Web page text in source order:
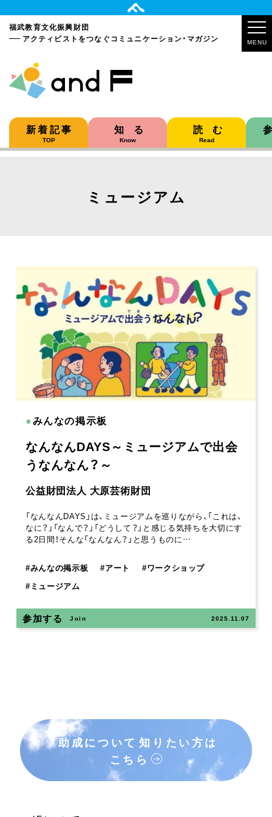
福武教育文化振興財団
アクティビストをつなぐコミュニケーション・マガジン MENU
新着記事
TOP
知る
Know
読む
Read
ミュージアム
●みんなの掲示板
なんなんDAYS～ミュージアムで出会
うなんなん？～
公益財団法人 大原芸術財団
「なんなんDAYS」は、ミュージアムを巡りながら、「これは、
なに？」「なんで？」「どうして？」と感じる気持ちを大切にす
る2日間！そんな「なんなん？」と思うものに…
#みんなの掲示板 #アート #ワークショップ
# ミュージアム
参加する Join 2025.11.07
助成について 知りたい方は
こちら